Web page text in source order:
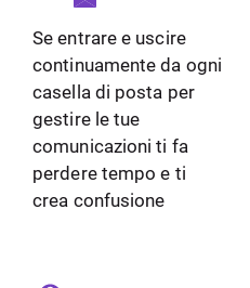
Se entrare e uscire
continuamente da ogni
casella di posta per
gestire le tue
comunicazioni ti fa
perdere tempo e ti
crea confusione